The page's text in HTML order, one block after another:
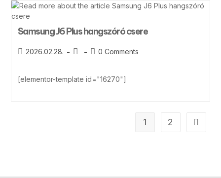
Samsung J6 Plus hangszóró csere
2026.02.28. 0 Comments
[elementor-template id="16270"]
1 2